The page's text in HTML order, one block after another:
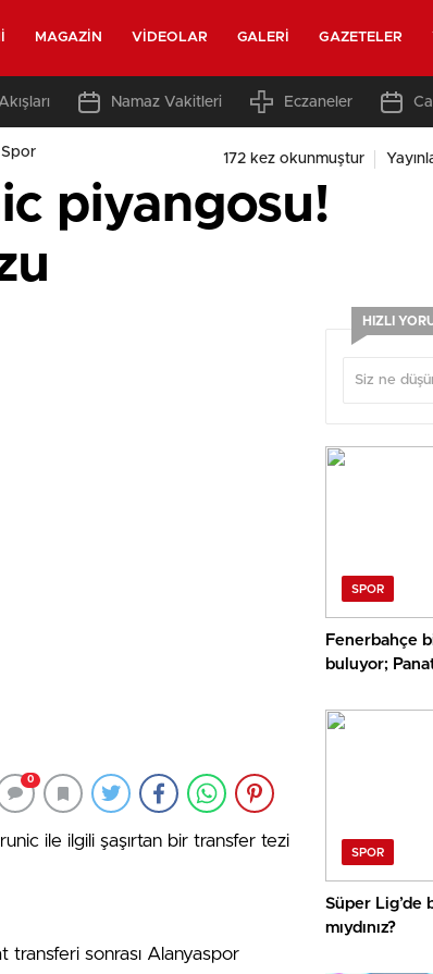
MAGAZIN VIDEOLAR GALERI GAZETELER
Namaz Vakitleri Eczaneler
Spor 172 kez okunmuştur
piyangosu!
0
ile ilgili şaşırtan bir transfer tezi
sonrası Alanyaspor
HIZLI
SPOR
Fenerbahçe
buluyor;
SPOR
Süper Lig’de
mıydınız?